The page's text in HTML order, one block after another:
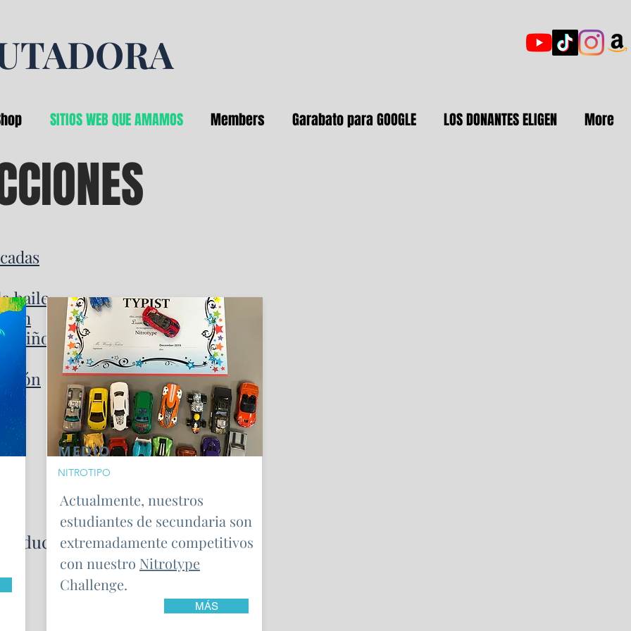
SITIOS WEB QUE AMAMOS Members Garabato para GOOGLE LOS DONANTES ELIGEN More
baile
niños
de clase limpia
MEDIO
NITROTIPO
Actualmente, nuestros
estudiantes de secundaria son
extremadamente competitivos
con nuestro Nitrotype
Challenge.
MÁS